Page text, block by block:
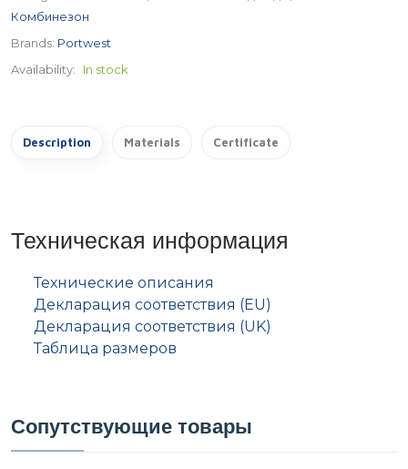
Комбинезон
Brands: Portwest
Availability:
In stock
Description Materials Certificate
Техническая информация
Технические описания
Декларация соответствия (EU)
Декларация соответствия (UK)
Таблица размеров
Сопутствующие товары